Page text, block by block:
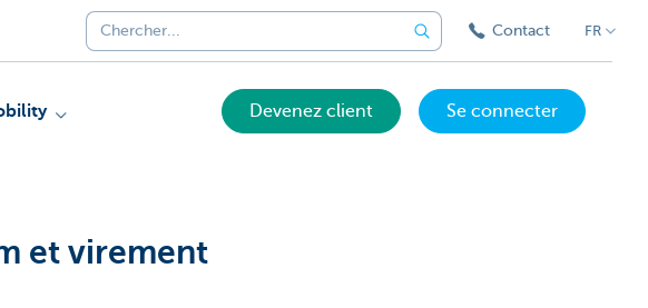
Contact FR
Devenez client Se connecter
et virement